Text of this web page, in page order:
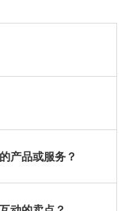
产品或服务？